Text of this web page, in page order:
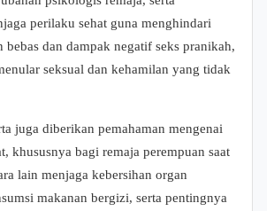
perilaku sehat guna menghindari
bebas dan dampak negatif seks pranikah,
seksual dan kehamilan yang tidak
juga diberikan pemahaman mengenai
khususnya bagi remaja perempuan saat
lain menjaga kebersihan organ
makanan bergizi, serta pentingnya